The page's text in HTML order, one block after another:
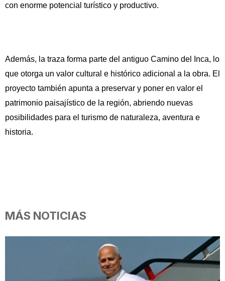
con enorme potencial turístico y productivo.
Además, la traza forma parte del antiguo Camino del Inca, lo
que otorga un valor cultural e histórico adicional a la obra. El
proyecto también apunta a preservar y poner en valor el
patrimonio paisajístico de la región, abriendo nuevas
posibilidades para el turismo de naturaleza, aventura e
historia.
MÁS NOTICIAS